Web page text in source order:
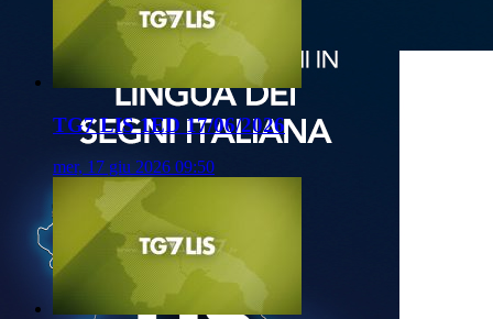
TG7 LIS 1ED 17/06/2026
mer, 17 giu 2026 09:50